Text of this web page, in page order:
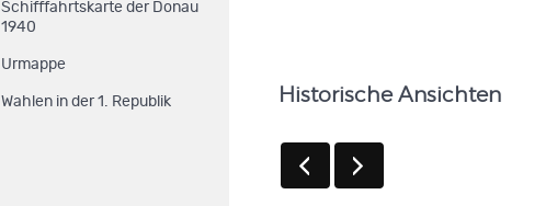
Schifffahrtskarte der Donau
1940
Urmappe
Wahlen in der 1. Republik Historische Ansichten